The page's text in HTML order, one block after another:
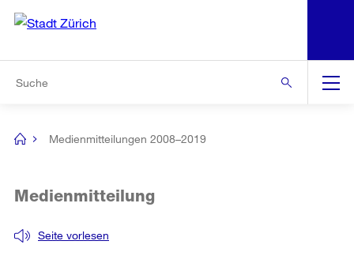
Navigation
[no
Medienmitteilungen 2008–2019
Seite vorlesen
Medienmitteilung